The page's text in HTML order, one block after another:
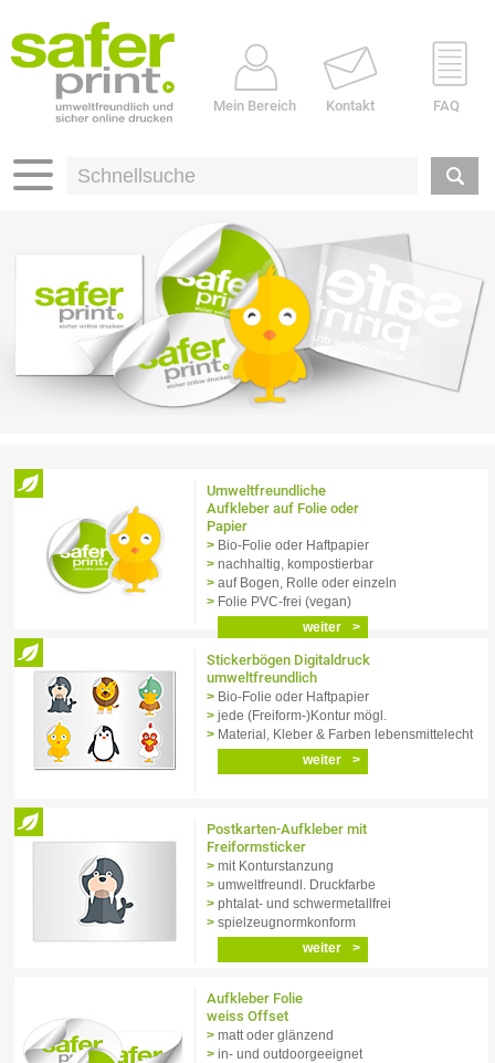
Mein Bereich Kontakt FAQ
Umweltfreundliche
Aufkleber auf Folie oder
Papier
Bio-Folie oder Haftpapier
nachhaltig, kompostierbar
auf Bogen, Rolle oder einzeln
Folie PVC-frei (vegan)
weiter
Stickerbögen Digitaldruck
umweltfreundlich
Bio-Folie oder Haftpapier
jede (Freiform-)Kontur mögl.
Material, Kleber & Farben lebensmittelecht
weiter
Postkarten-Aufkleber mit
Freiformsticker
mit Konturstanzung
umweltfreundl. Druckfarbe
phtalat- und schwermetallfrei
spielzeugnormkonform
weiter
Aufkleber Folie
weiss Offset
matt oder glänzend
in- und outdoorgeeignet